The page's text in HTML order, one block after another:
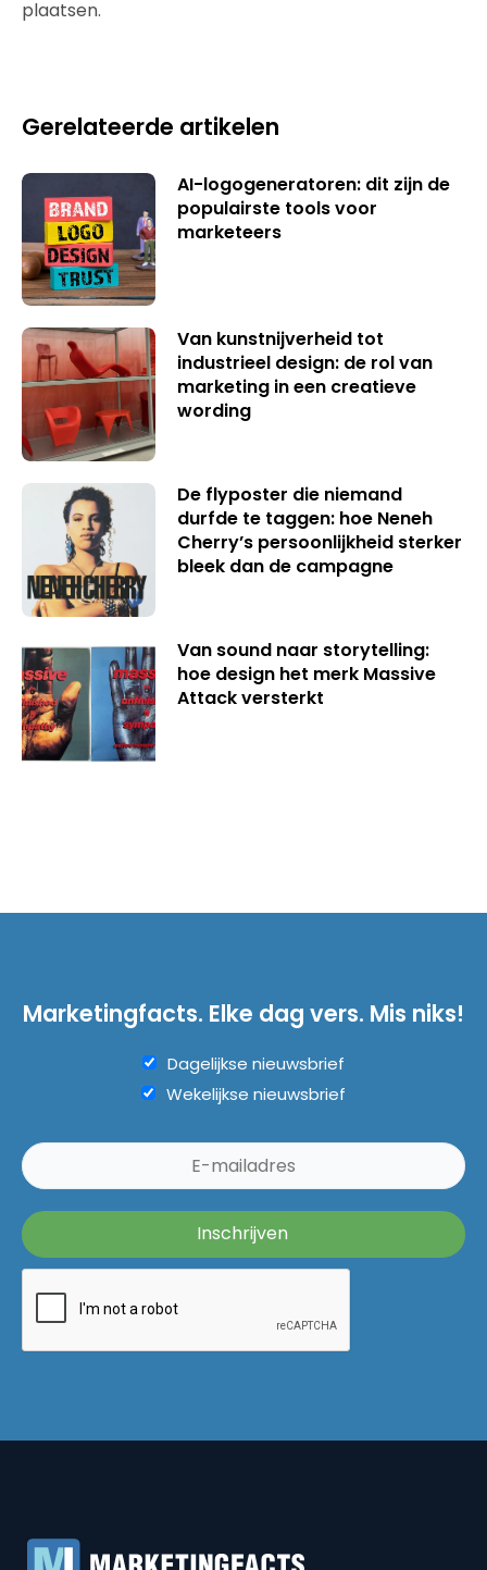
plaatsen.
Gerelateerde artikelen
AI-logogeneratoren: dit zijn de
populairste tools voor
marketeers
Van kunstnijverheid tot
industrieel design: de rol van
marketing in een creatieve
wording
De flyposter die niemand
durfde te taggen: hoe Neneh
Cherry’s persoonlijkheid sterker
bleek dan de campagne
Van sound naar storytelling:
hoe design het merk Massive
Attack versterkt
Marketingfacts. Elke dag vers. Mis niks!
Dagelijkse nieuwsbrief
Wekelijkse nieuwsbrief